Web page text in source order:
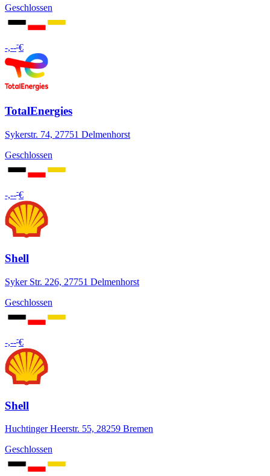
Geschlossen
-,---€
TotalEnergies
Sykerstr. 74, 27751 Delmenhorst
Geschlossen
-,---€
Shell
Syker Str. 226, 27751 Delmenhorst
Geschlossen
-,---€
Shell
Huchtinger Heerstr. 55, 28259 Bremen
Geschlossen